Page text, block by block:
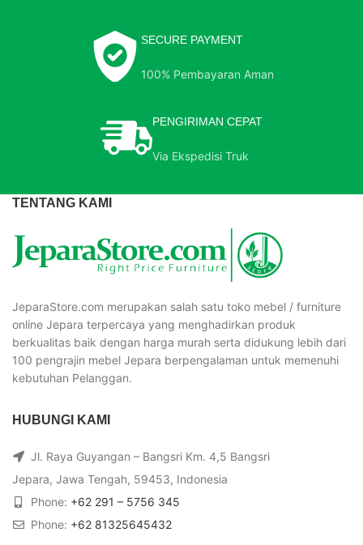
SECURE PAYMENT
100% Pembayaran Aman
PENGIRIMAN CEPAT
Via Ekspedisi Truk
TENTANG KAMI
JeparaStore.com merupakan salah satu toko mebel / furniture
online Jepara terpercaya yang menghadirkan produk
berkualitas baik dengan harga murah serta didukung lebih dari
100 pengrajin mebel Jepara berpengalaman untuk memenuhi
kebutuhan Pelanggan.
HUBUNGI KAMI
Jl. Raya Guyangan – Bangsri Km. 4,5 Bangsri
Jepara, Jawa Tengah, 59453, Indonesia
Phone: +62 291 – 5756 345
Phone: +62 81325645432